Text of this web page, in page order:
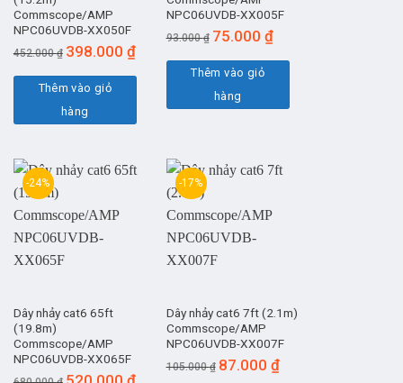
Commscope/AMP
NPC06UVDB-XX050F
452.000₫ Giá
là:
452.000 ₫.
398.000 ₫Giá
398.000 ₫.
Thêm vào giỏ
hàng
NPC06UVDB-XX005F
93.000₫ Giá
là:
93.000 ₫.
75.000 ₫Giá
75.000 ₫.
Thêm vào giỏ
hàng
-24%
Dây nhảy cat6 65ft
(19.8m)
Commscope/AMP
NPC06UVDB-XX065F
Giá Giá
-17%
Dây nhảy cat6 7ft (2.1m)
Commscope/AMP
NPC06UVDB-XX007F
105.000₫ Giá
87.000 ₫Giá